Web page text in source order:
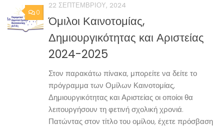
0
22 ΣΕΠΤΕΜΒΡΊΟΥ, 2024
Όμιλοι Καινοτομίας,
Δημιουργικότητας και Αριστείας
2024-2025
Στον παρακάτω πίνακα, μπορείτε να δείτε το
πρόγραμμα των Ομίλων Καινοτομίας,
Δημιουργικότητας και Αριστείας οι οποίοι θα
λειτουργήσουν τη φετινή σχολική χρονιά.
Πατώντας στον τίτλο του ομίλου, έχετε πρόσβαση